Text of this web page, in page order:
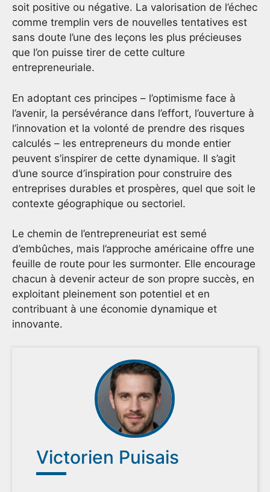
soit positive ou négative. La valorisation de l’échec
comme tremplin vers de nouvelles tentatives est
sans doute l’une des leçons les plus précieuses
que l’on puisse tirer de cette culture
entrepreneuriale.
En adoptant ces principes – l’optimisme face à
l’avenir, la persévérance dans l’effort, l’ouverture à
l’innovation et la volonté de prendre des risques
calculés – les entrepreneurs du monde entier
peuvent s’inspirer de cette dynamique. Il s’agit
d’une source d’inspiration pour construire des
entreprises durables et prospères, quel que soit le
contexte géographique ou sectoriel.
Le chemin de l’entrepreneuriat est semé
d’embûches, mais l’approche américaine offre une
feuille de route pour les surmonter. Elle encourage
chacun à devenir acteur de son propre succès, en
exploitant pleinement son potentiel et en
contribuant à une économie dynamique et
innovante.
Victorien Puisais